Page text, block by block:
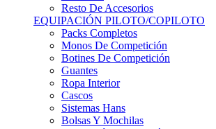
EQUIPACIÓN PILOTO/COPILOTO
Packs Completos
Monos De Competición
Botines De Competición
Guantes
Ropa Interior
Cascos
Sistemas Hans
Bolsas Y Mochilas
Equipación Para Mecánicos